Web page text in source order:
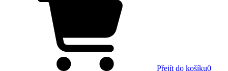
Přejít do košíku0